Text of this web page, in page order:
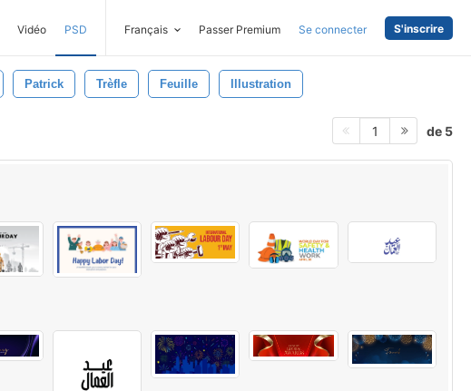
Vidéo PSD Français Passer Premium Se connecter S'inscrire
Patrick Trèfle Feuille Illustration
1 de 5